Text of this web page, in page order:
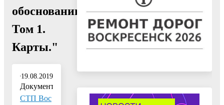
обоснованию.
Том 1.
Карты."
19.08.2019
Документ:
СТП Вос